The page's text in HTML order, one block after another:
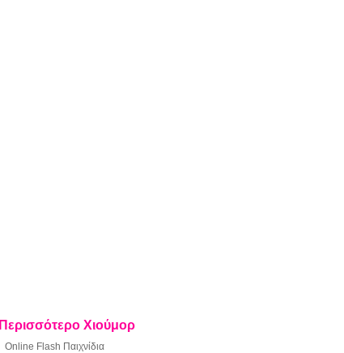
Περισσότερο Χιούμορ
Online Flash Παιχνίδια